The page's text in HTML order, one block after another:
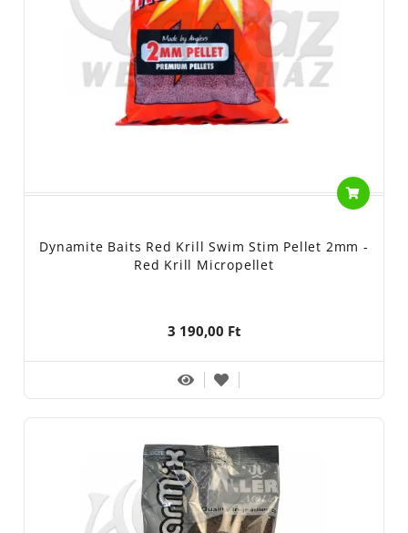
Dynamite Baits Red Krill Swim Stim Pellet 2mm -
Red Krill Micropellet
3 190,00 Ft